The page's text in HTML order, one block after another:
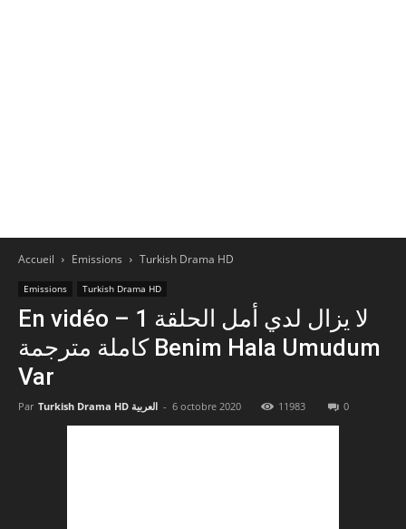
Accueil Emissions Turkish Drama HD
Emissions Turkish Drama HD
En vidéo – لا يزال لدي أمل الحلقة 1
كاملة مترجمة Benim Hala Umudum
Var
Par Turkish Drama HD العربية - 6 octobre 2020 11983 0